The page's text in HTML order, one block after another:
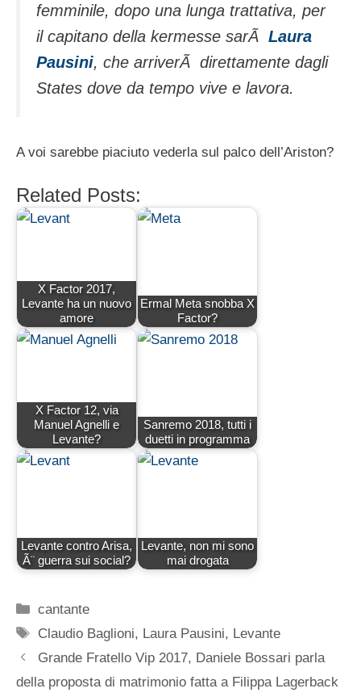
femminile, dopo una lunga trattativa, per
il capitano della kermesse sarÃ Laura
Pausini, che arriverÃ direttamente dagli
States dove da tempo vive e lavora.
A voi sarebbe piaciuto vederla sul palco dell’Ariston?
Related Posts:
X Factor 2017,
Levante ha un nuovo
amore
Ermal Meta snobba X
Factor?
X Factor 12, via
Manuel Agnelli e
Levante?
Sanremo 2018, tutti i
duetti in programma
Levante contro Arisa,
Ã¨ guerra sui social?
Levante, non mi sono
mai drogata
Categorie
cantante
Tag
Claudio Baglioni, Laura Pausini, Levante
Grande Fratello Vip 2017, Daniele Bossari parla
della proposta di matrimonio fatta a Filippa Lagerback